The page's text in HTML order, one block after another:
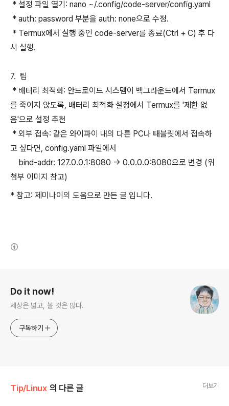
* 설정 파일 열기: nano ~/.config/code-server/config.yaml
* auth: password 부분을 auth: none으로 수정.
* Termux에서 실행 중인 code-server를 종료(Ctrl + C) 후 다
시 실행.
7. 팁
* 배터리 최적화: 안드로이드 시스템이 백그라운드에서 Termux
를 죽이지 않도록, 배터리 최적화 설정에서 Termux를 '제한 없
음'으로 설정 추천
* 외부 접속: 같은 와이파이 내의 다른 PC나 태블릿에서 접속하
고 싶다면, config.yaml 파일에서
bind-addr: 127.0.0.1:8080 → 0.0.0.0:8080으로 변경 (위
첨부 이미지 참고)
* 참고: 제미나이의 도움으로 만든 글 입니다.
Do it now!
세상은 넓고, 볼 것은 많다.
구독하기
Tip/Linux 의 다른 글 더보기